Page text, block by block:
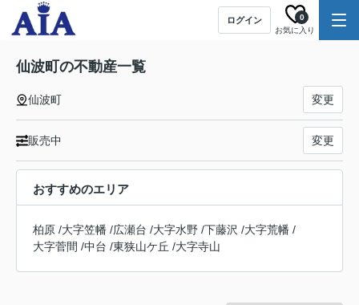
ログイン
お気に入り
0
仙波町の不動産一覧
仙波町 変更
販売中 変更
おすすめのエリア
柏原 /大字笠幡 /広瀬台 /大字水野 /下藤沢 /大字荒幡 /
大字菅間 /中台 /東狭山ケ丘 /大字寺山